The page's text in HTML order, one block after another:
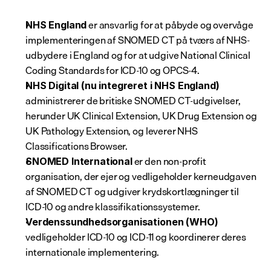
NHS England er ansvarlig for at påbyde og overvåge
implementeringen af SNOMED CT på tværs af NHS-
udbydere i England og for at udgive National Clinical
Coding Standards for ICD-10 og OPCS-4.
NHS Digital (nu integreret i NHS England)
administrerer de britiske SNOMED CT-udgivelser,
herunder UK Clinical Extension, UK Drug Extension og
UK Pathology Extension, og leverer NHS
Classifications Browser.
SNOMED International er den non-profit
organisation, der ejer og vedligeholder kerneudgaven
af SNOMED CT og udgiver krydskortlægninger til
ICD-10 og andre klassifikationssystemer.
Verdenssundhedsorganisationen (WHO)
vedligeholder ICD-10 og ICD-11 og koordinerer deres
internationale implementering.